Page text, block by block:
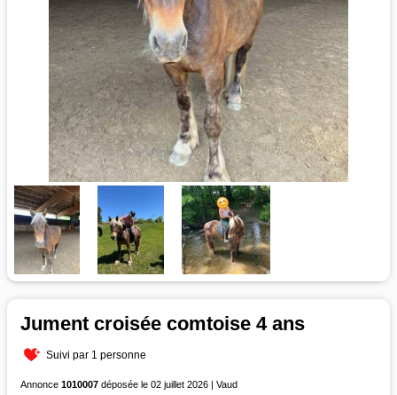
Jument croisée comtoise 4 ans
Suivi par 1 personne
Annonce 1010007 déposée le 02 juillet 2026 | Vaud